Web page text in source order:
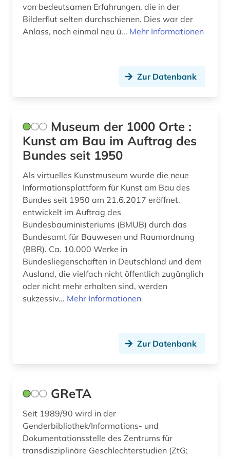
funktechnik (1)
gebrauchsmuster (1)
geschichte 1894- (1)
geschichte 1918-1945 (1)
geschichte 1918-1949 (1)
geschichte 1918-1959 (1)
geschichte 1944-1948 (1)
geschichte 1945- (2)
geschichte 1945-1970 (1)
geschichte 1945-2000 (2)
geschichte 1947-1990 (2)
geschichte 1961-1989 (2)
geschichte <1914-2006> (1)
gewerkschaft (1)
glossar (1)
von bedeutsamen Erfahrungen, die in der
Bilderflut selten durchschienen. Dies war der
Anlass, noch einmal neu ü... Mehr Informationen
Zur Datenbank
Museum der 1000 Orte :
Kunst am Bau im Auftrag des
Bundes seit 1950
Als virtuelles Kunstmuseum wurde die neue
Informationsplattform für Kunst am Bau des
Bundes seit 1950 am 21.6.2017 eröffnet,
entwickelt im Auftrag des
Bundesbauministeriums (BMUB) durch das
Bundesamt für Bauwesen und Raumordnung
(BBR). Ca. 10.000 Werke in
Bundesliegenschaften in Deutschland und dem
Ausland, die vielfach nicht öffentlich zugänglich
oder nicht mehr erhalten sind, werden
sukzessiv... Mehr Informationen
Zur Datenbank
GReTA
Seit 1989/90 wird in der
Genderbibliothek/Informations- und
Dokumentationsstelle des Zentrums für
transdisziplinäre Geschlechterstudien (ZtG;